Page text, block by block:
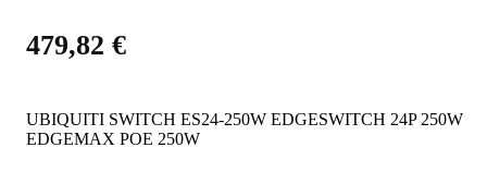
479,82 €
UBIQUITI SWITCH ES24-250W EDGESWITCH 24P 250W
EDGEMAX POE 250W